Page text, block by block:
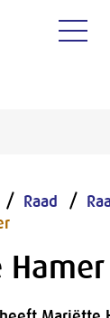
Raad
Hamer